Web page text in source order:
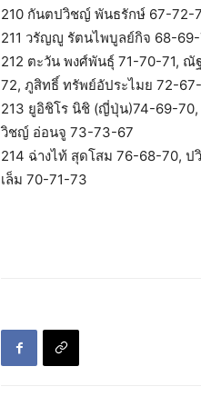
210 กันตปวิชญ์​ พันธรักษ์ 67-72-
211 วรัญญู รัตนไพบูลย์กิจ 68-
212 ตะวัน พงศ์พันธุ์ 71-70-71,
72, ภูสิทธิ์ ทรัพย์อัประไมย 72-
213 ยูอิชิโร นิชิ (ญี่ปุ่น)​74-69-70,
วิชญ์ อ่อนจู 73-73-67
214 ฉ่างไท้ สุดโสม 76-68-70,
เล็ม 70-71-73